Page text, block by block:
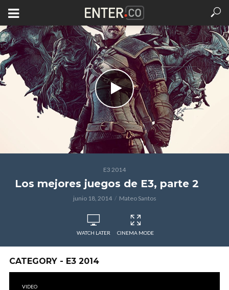
E3 2014
Los mejores juegos de E3, parte 2
junio 18, 2014 Mateo Santos
WATCH LATER CINEMA MODE
CATEGORY - E3 2014
VIDEO